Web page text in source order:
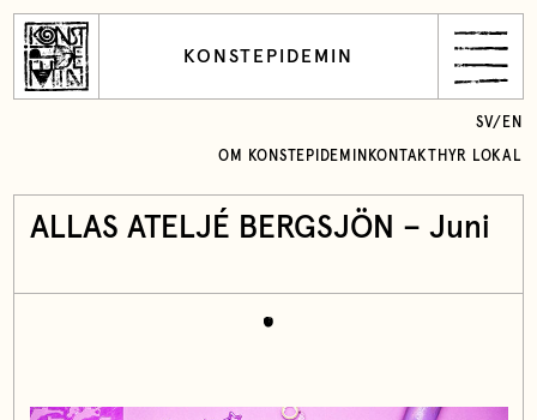
KONSTEPIDEMIN
OM KONSTEPIDEMIN KONTAKT HYR LOKAL
SV/ EN
ALLAS ATELJÉ BERGSJÖN – Juni